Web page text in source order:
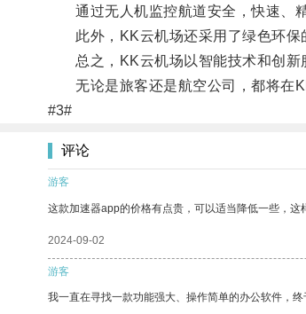
通过无人机监控航道安全，快速、精
此外，KK云机场还采用了绿色环保的
总之，KK云机场以智能技术和创新
无论是旅客还是航空公司，都将在
#3#
评论
游客
这款加速器app的价格有点贵，可以适当降低一些，这
2024-09-02
游客
我一直在寻找一款功能强大、操作简单的办公软件，